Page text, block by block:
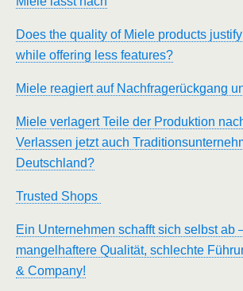
Does the quality of Miele products
while offering less features?
Miele reagiert auf Nachfragerückgang
Miele verlagert Teile der Produktion
Verlassen jetzt auch
Deutschland?
Trusted Shops
Ein Unternehmen schafft sich selbst ab
mangelhaftere Qualität, schlechte
& Company!